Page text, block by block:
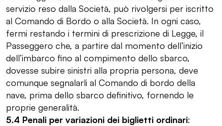
servizio reso dalla Società, può rivolgersi per iscritto
al Comando di Bordo o alla Società. In ogni caso,
fermi restando i termini di prescrizione di Legge, il
Passeggero che, a partire dal momento dell’inizio
dell’imbarco fino al compimento dello sbarco,
dovesse subire sinistri alla propria persona, deve
comunque segnalarli al Comando di bordo della
nave, prima dello sbarco definitivo, fornendo le
proprie generalità.
5.4 Penali per variazioni dei biglietti ordinari: